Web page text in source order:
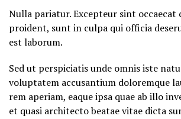
Nulla pariatur. Excepteur sint
proident, sunt in culpa qui officia
est laborum.
Sed ut perspiciatis unde omnis iste
voluptatem accusantium doloremque
rem aperiam, eaque ipsa quae ab illo
et quasi architecto beatae vitae dicta